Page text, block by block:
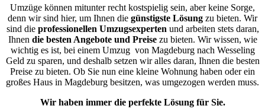
Umzüge können mitunter recht kostspielig sein, aber keine Sorge,
denn wir sind hier, um Ihnen die günstigste Lösung zu bieten. Wir
sind die professionellen Umzugsexperten und arbeiten stets daran,
Ihnen die besten Angebote und Preisezu bieten. Wir wissen, wie
wichtig es ist, bei einem Umzug von Magdeburg nach Wesseling
Geld zu sparen, und deshalb setzen wir alles daran, Ihnen die besten
Preise zu bieten. Ob Sie nun eine kleine Wohnung haben oder ein
großes Haus in Magdeburg besitzen, was umgezogen werden muss.
Wir haben immer die perfekte Lösung für Sie.